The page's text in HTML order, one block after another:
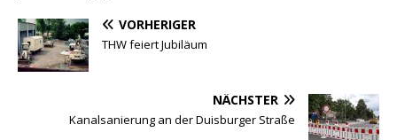
VORHERIGER
THW feiert Jubiläum
NÄCHSTER
Kanalsanierung an der Duisburger Straße